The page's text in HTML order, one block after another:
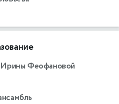
Ирины Феофановой